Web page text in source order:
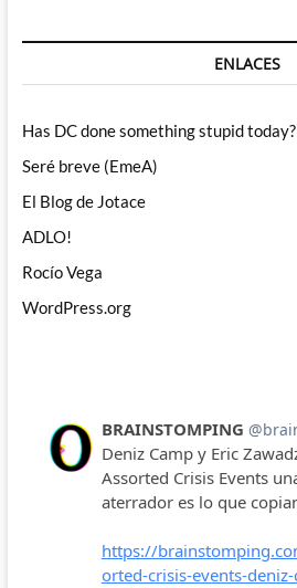
ENLACES
Has DC done something stupid today?
Seré breve (EmeA)
El Blog de Jotace
ADLO!
Rocío Vega
WordPress.org